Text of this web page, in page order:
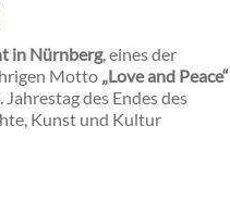
in Nürnberg, eines der
Motto „Love and Peace“
des Endes des
Kunst und Kultur